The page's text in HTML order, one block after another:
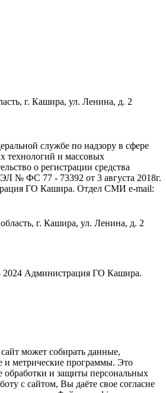
г. Кашира, ул. Ленина, д. 2
службе по надзору в сфере
технологий и массовых
о регистрации средства
№ ФС 77 - 73392 от 3 августа 2018г.
ГО Кашира. Отдел СМИ e-mail:
г. Кашира, ул. Ленина, д. 2
Администрация ГО Кашира.
может собирать данные,
и метрические программы. Это
обработки и защиты персональных
с сайтом, Вы даёте свое согласие